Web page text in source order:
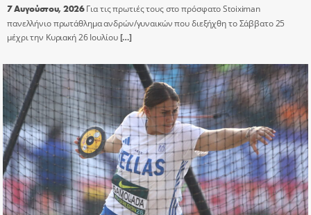
7 Αυγούστου, 2026 Για τις πρωτιές τους στο πρόσφατο Stoiximan
πανελλήνιο πρωτάθλημα ανδρών/γυναικών που διεξήχθη το Σάββατο 25
μέχρι την Κυριακή 26 Ιουλίου[…]